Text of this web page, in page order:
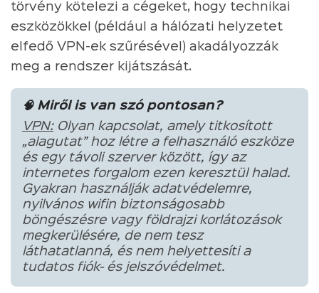
törvény kötelezi a cégeket, hogy technikai
eszközökkel (például a hálózati helyzetet
elfedő VPN-ek szűrésével) akadályozzák
meg a rendszer kijátszását.
🧠 Miről is van szó pontosan?
VPN:Olyan kapcsolat, amely titkosított
„alagutat” hoz létre a felhasználó eszköze
és egy távoli szerver között, így az
internetes forgalom ezen keresztül halad.
Gyakran használják adatvédelemre,
nyilvános wifin biztonságosabb
böngészésre vagy földrajzi korlátozások
megkerülésére, de nem tesz
láthatatlanná, és nem helyettesíti a
tudatos fiók- és jelszóvédelmet.